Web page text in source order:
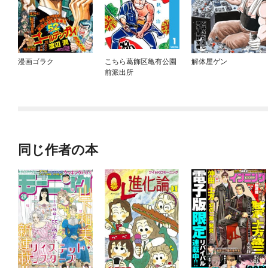
漫画ゴラク
こちら葛飾区亀有公園
前派出所
解体屋ゲン
同じ作者の本